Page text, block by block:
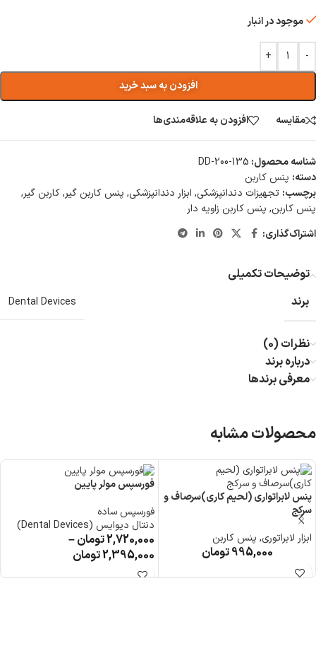
موجود در انبار
-
+
افزودن به سبد خرید
مقایسه افزودن به علاقه‌مندی‌ها
شناسه محصول: DD-200-135
دسته: پنس کاربن
برچسب: تجهیزات دندانپزشکی, ابزار دندانپزشکی, پنس کاربن گیر,کاربن گیر,
پنس کاربن, پنس کاربن زاویه دار
اشتراک‌گذاری:
توضیحات تکمیلی
برند
Dental Devices
نظرات (0)
درباره برند
معرفی برند‌ها
محصولات مشابه
پنس لابراتواری (لحیم کاری)سرصاف و
سرکج
ابزار لابراتوری, پنس کاربن
995,000تومان
فورسپس مولر پایین
فورسپس ساده
دنتال دیوایس (Dental Devices)
2,720,000تومان–
2,395,000تومان